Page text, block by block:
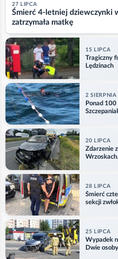
27 LIPCA
Śmierć 4-letniej dziewczynki
zatrzymała matkę
15 LIPCA
Tragiczny
Lędzinach
2 SIERPNIA
Ponad
20 LIPCA
Zdarzenie
28 LIPCA
Śmierć
sekcji
25 LIPCA
Wypadek
Dwie